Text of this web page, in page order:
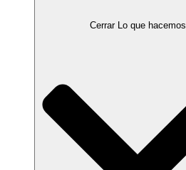
Cerrar Lo que hacemos